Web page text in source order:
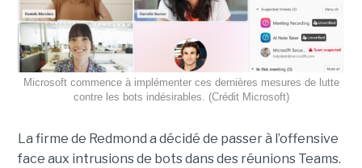
Microsoft commence à implémenter ces dernières mesures de lutte
contre les bots indésirables. (Crédit Microsoft)
La firme de Redmond a décidé de passer à l’offensive
face aux intrusions de bots dans des réunions Teams.